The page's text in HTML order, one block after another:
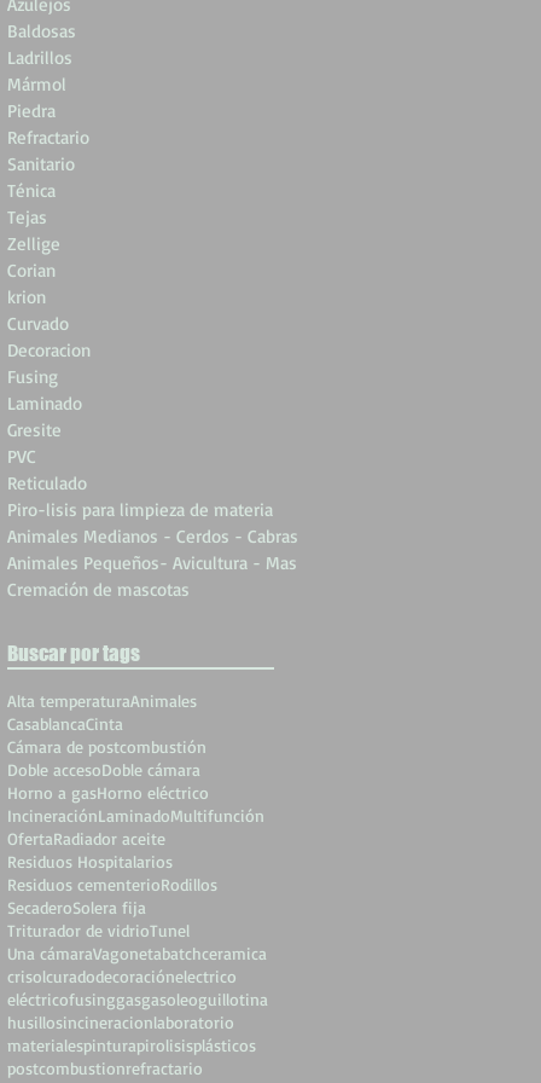
Baldosas
Ladrillos
Mármol
Piedra
Refractario
Sanitario
Ténica
Tejas
Zellige
Corian
krion
Curvado
Decoracion
Fusing
Laminado
Gresite
PVC
Reticulado
Piro-lisis para limpieza de materia
Animales Medianos - Cerdos - Cabras
Animales Pequeños- Avicultura - Mas
Cremación de mascotas
Buscar por tags
Alta temperaturaAnimales
CasablancaCinta
Cámara de postcombustión
Doble accesoDoble cámara
Horno a gasHorno eléctrico
IncineraciónLaminadoMultifunción
OfertaRadiador aceite
Residuos Hospitalarios
Residuos cementerioRodillos
SecaderoSolera fija
Triturador de vidrioTunel
Una cámaraVagonetabatchceramica
crisolcuradodecoraciónelectrico
eléctricofusinggasgasoleoguillotina
husillosincineracionlaboratorio
materialespinturapirolisisplásticos
postcombustionrefractario